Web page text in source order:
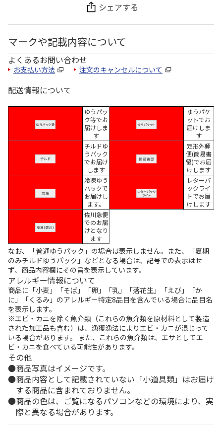
シェアする
マークや記載内容について
よくあるお問い合わせ
お支払い方法 注文のキャンセルについて
配送情報について
ゆうパッ
ク等でお
届けしま
す
ゆうパケ
ットでお
届けしま
す
チルドゆ
うパック
でお届け
します
定形外郵
便(簡易書
留)でお届
けします
冷凍ゆう
パックで
お届けし
ます。
レターパ
ックライ
トでお届
けします
佐川急便
でのお届
けとなり
ます
なお、「普通ゆうパック」の場合は表示しません。また、「夏期
のみチルドゆうパック」などとなる場合は、記号での表示はせ
ず、商品内容欄にその旨を表示しています。
アレルギー情報について
商品に「小麦」「そば」「卵」「乳」「落花生」「えび」「か
に」「くるみ」のアレルギー特定8品目を含んでいる場合に品目名
を表示します。
※エビ・カニを除く魚介類（これらの魚介類を原材料として製造
された加工品も含む）は、漁獲漁法によりエビ・カニが混じって
いる場合があります。 また、これらの魚介類は、エサとしてエ
ビ・カニを食べている可能性があります。
その他
商品写真はイメージです。
商品内容として記載されていない「小道具類」はお届け
する商品に含まれておりません。
商品の色は、ご覧になるパソコンなどの環境により、実
際と異なる場合があります。